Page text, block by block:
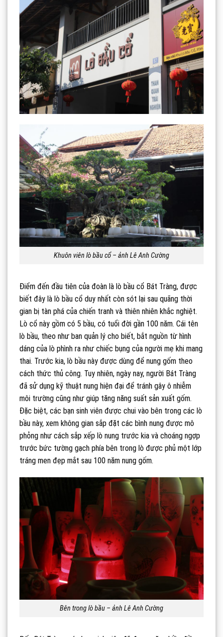
Khuôn viên lò bầu cổ – ảnh Lê Anh Cường
Điểm đến đầu tiên của đoàn là lò bầu cổ Bát Tràng, được
biết đây là lò bầu cổ duy nhất còn sót lại sau quãng thời
gian bị tàn phá của chiến tranh và thiên nhiên khắc nghiệt.
Lò cổ này gồm có 5 bầu, có tuổi đời gần 100 năm. Cái tên
lò bầu, theo như ban quản lý cho biết, bắt nguồn từ hình
dáng của lò phình ra như chiếc bụng của người mẹ khi mang
thai. Trước kia, lò bầu này được dùng để nung gốm theo
cách thức thủ công. Tuy nhiên, ngày nay, người Bát Tràng
đã sử dụng kỹ thuật nung hiện đại để tránh gây ô nhiễm
môi trường cũng như giúp tăng năng suất sản xuất gốm.
Đặc biệt, các bạn sinh viên được chui vào bên trong các lò
bầu này, xem không gian sắp đặt các bình nung được mô
phỏng như cách sắp xếp lò nung trước kia và choáng ngợp
trước bức tường gạch phía bên trong lò được phủ một lớp
tráng men đẹp mắt sau 100 năm nung gốm.
Bên trong lò bầu – ảnh Lê Anh Cường